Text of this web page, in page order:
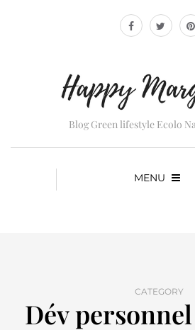
Blog Green lifestyle Ecolo
MENU
CATEGORY
Dév